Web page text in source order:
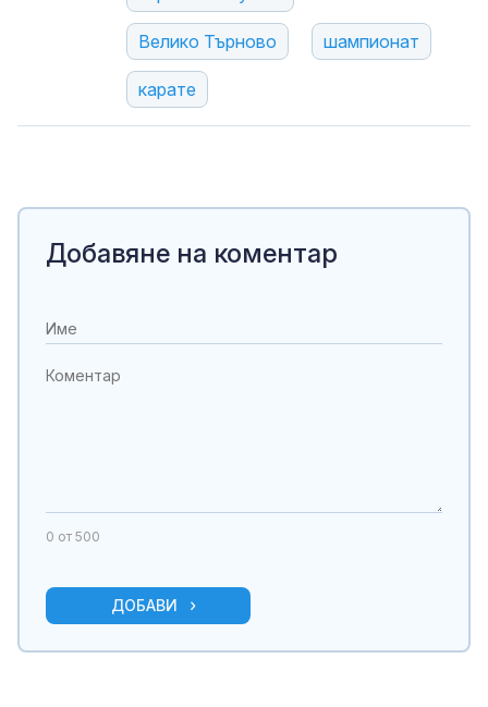
Велико Търново шампионат
карате
Добавяне на коментар
0 от 500
ДОБАВИ